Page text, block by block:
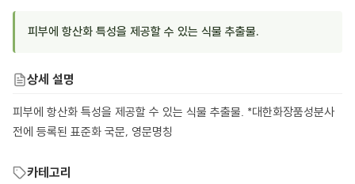
피부에 항산화 특성을 제공할 수 있는 식물 추출물.
상세 설명
피부에 항산화 특성을 제공할 수 있는 식물 추출물. *대한화장품성분사
전에 등록된 표준화 국문, 영문명칭
카테고리